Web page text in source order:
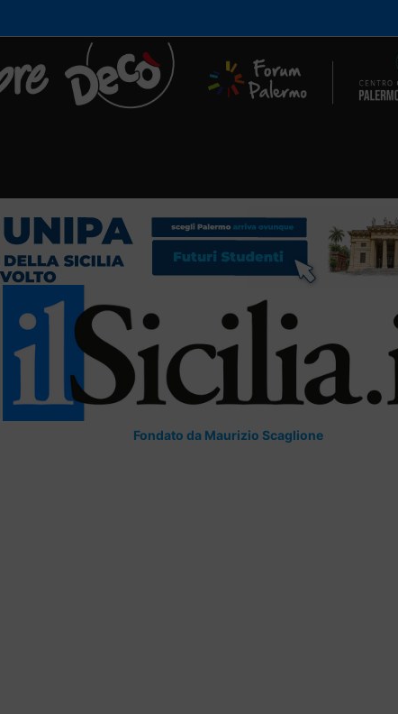
Fondato da Maurizio Scaglione